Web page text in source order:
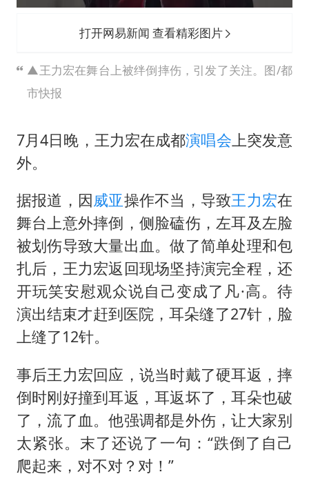
打开网易新闻 查看精彩图片
▲王力宏在舞台上被绊倒摔伤，引发了关注。图/都
市快报
7月4日晚，王力宏在成都演唱会 上突发意
外。
据报道，因威亚操作不当，导致王力宏在
舞台上意外摔倒，侧脸磕伤，左耳及左脸
被划伤导致大量出血。做了简单处理和包
扎后，王力宏返回现场坚持演完全程，还
开玩笑安慰观众说自己变成了凡·高。待
演出结束才赶到医院，耳朵缝了27针，脸
上缝了12针。
事后王力宏回应，说当时戴了硬耳返，摔
倒时刚好撞到耳返，耳返坏了，耳朵也破
了，流了血。他强调都是外伤，让大家别
太紧张。末了还说了一句：“跌倒了自己
爬起来，对不对？对！”